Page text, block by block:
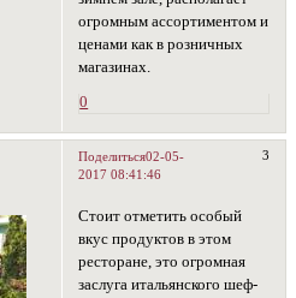
огромным ассортиментом и
ценами как в розничных
магазинах.
0
Поделиться 3
02-05-
2017 08:41:46
Стоит отметить особый
вкус продуктов в этом
ресторане, это огромная
заслуга итальянского шеф-